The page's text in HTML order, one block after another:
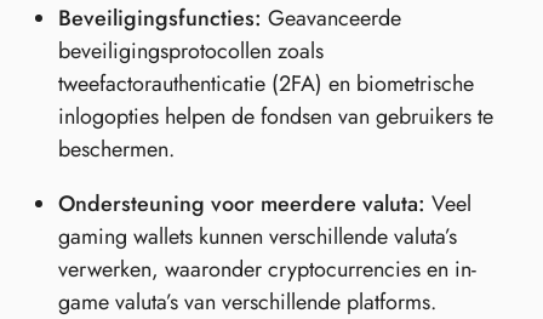
Beveiligingsfuncties: Geavanceerde
beveiligingsprotocollen zoals
tweefactorauthenticatie (2FA) en biometrische
inlogopties helpen de fondsen van gebruikers te
beschermen.
Ondersteuning voor meerdere valuta: Veel
gaming wallets kunnen verschillende valuta’s
verwerken, waaronder cryptocurrencies en in-
game valuta’s van verschillende platforms.